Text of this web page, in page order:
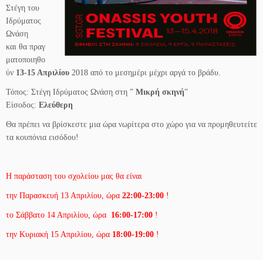
Στέγη του
Ιδρύματος
Ωνάση
και θα πραγ
ματοποιηθο
ύν 13-15 Απριλίου 2018 από το μεσημέρι μέχρι αργά το βράδυ.
Τόπος: Στέγη Ιδρύματος Ωνάση στη ” Μικρή σκηνή”
Είσοδος: Ελεύθερη
Θα πρέπει να βρίσκεστε μια ώρα νωρίτερα στο χώρο για να προμηθευτείτε
τα κουπόνια εισόδου!
H παράσταση του σχολείου μας θα είναι
την Παρασκευή 13 Απριλίου, ώρα 22:00-23:00 !
το Σάββατο 14 Απριλίου, ώρα 16:00-17:00 !
την Κυριακή 15 Απριλίου, ώρα 18:00-19:00 !